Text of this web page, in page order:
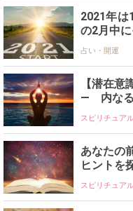
2021年
の2月中
占い・開運
【潜在
— 内なる
スピリチュア
あなたの
ヒントを
スピリチュア